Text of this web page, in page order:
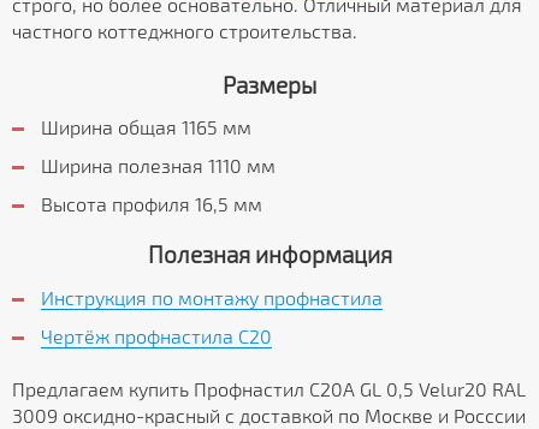
строго, но более основательно. Отличный материал для
частного коттеджного строительства.
Размеры
Ширина общая 1165 мм
Ширина полезная 1110 мм
Высота профиля 16,5 мм
Полезная информация
Инструкция по монтажу профнастила
Чертёж профнастила C20
Предлагаем купить Профнастил С20А GL 0,5 Velur20 RAL
3009 оксидно-красный с доставкой по Москве и Росссии